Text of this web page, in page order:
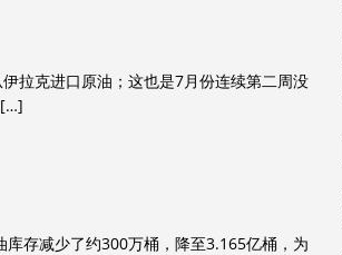
拉克进口原油；这也是7月份连续第二周没
[…]
存减少了约300万桶，降至3.165亿桶，为